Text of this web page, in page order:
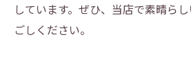
しています。ぜひ、当店で素晴ら
ごしください。